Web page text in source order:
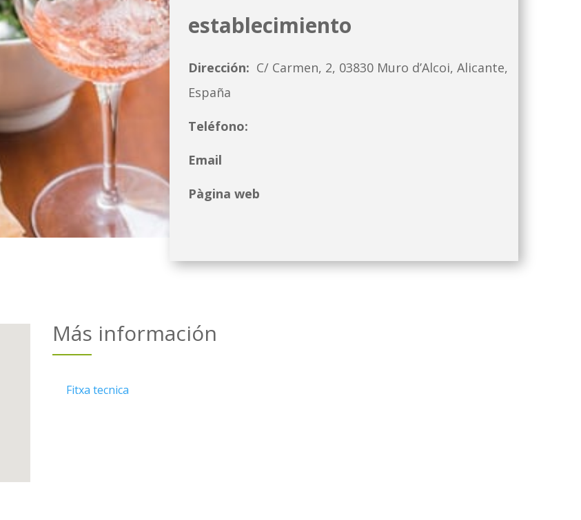
establecimiento
Dirección: C/ Carmen, 2, 03830 Muro d’Alcoi, Alicante,
España
Teléfono:
Email
Pàgina web
Más información
Fitxa tecnica